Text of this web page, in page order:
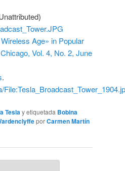
Age» in Popular
Vol. 4, No. 2, June
.
Teslay etiquetada Bobina
porCarmen Martín